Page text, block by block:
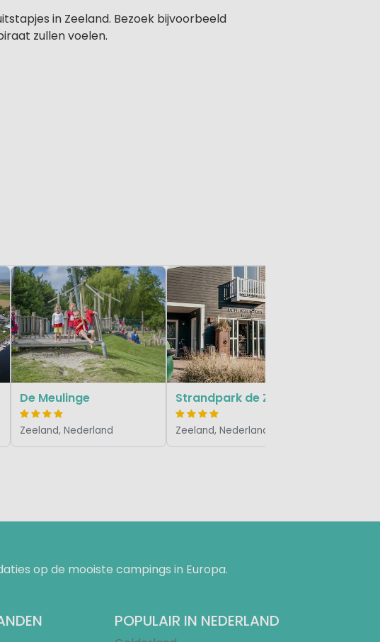
in Zeeland. Bezoek bijvoorbeeld
zullen voelen.
De Meulinge
Zeeland, Nederland Zeeland, Nederland
op de mooiste campings in Europa.
POPULAIR IN NEDERLAND